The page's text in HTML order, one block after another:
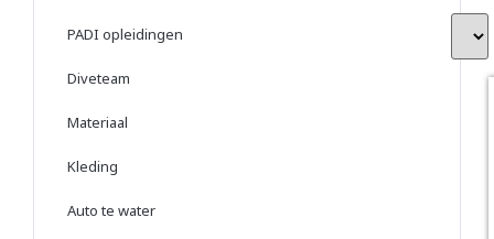
PADI opleidingen
Diveteam
Materiaal
Kleding
Auto te water